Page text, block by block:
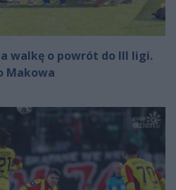
walkę o powrót do III ligi.
Makowa